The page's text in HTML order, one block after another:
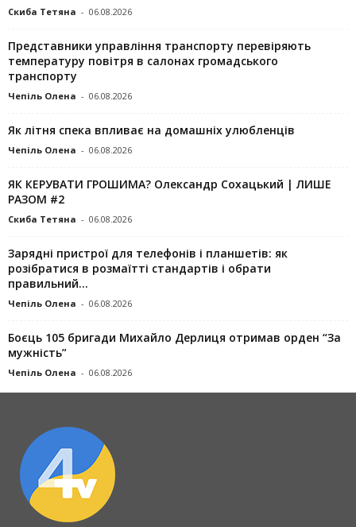
Скиба Тетяна - 06.08.2026
Представники управління транспорту перевіряють
температуру повітря в салонах громадського
транспорту
Чепіль Олена - 06.08.2026
Як літня спека впливає на домашніх улюбленців
Чепіль Олена - 06.08.2026
ЯК КЕРУВАТИ ГРОШИМА? Олександр Сохацький | ЛИШЕ
РАЗОМ #2
Скиба Тетяна - 06.08.2026
Зарядні пристрої для телефонів і планшетів: як
розібратися в розмаїтті стандартів і обрати
правильний...
Чепіль Олена - 06.08.2026
Боєць 105 бригади Михайло Дерлиця отримав орден “За
мужність”
Чепіль Олена - 06.08.2026